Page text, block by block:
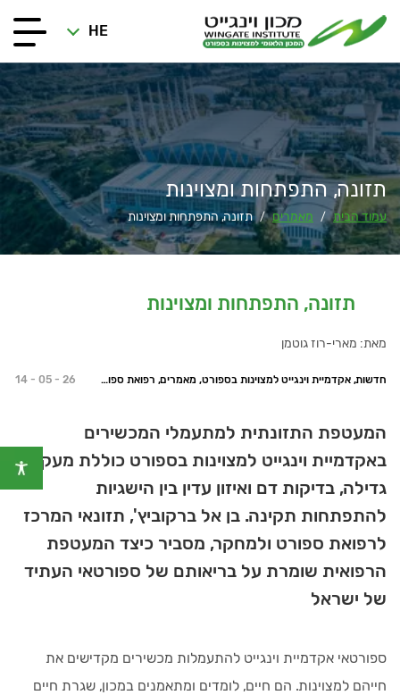
HE
תזונה, התפתחות ומצוינות
עמוד הבית / מאמרים / תזונה, התפתחות ומצוינות
תזונה, התפתחות ומצוינות
מאת: מארי-רוז גוטמן
חדשות, אקדמיית וינגייט למצוינות בספורט, מאמרים, רפואת ספורט ושיקום 14 - 05 - 26
המעטפת התזונתית למתעמלי המכשירים
באקדמיית וינגייט למצוינות בספורט כוללת מעקב
גדילה, בדיקות דם ואיזון עדין בין הישגיות
להתפתחות תקינה. בן אל ברקוביץ', תזונאי המרכז
לרפואת ספורט ולמחקר, מסביר כיצד המעטפת
הרפואית שומרת על בריאותם של ספורטאי העתיד
של ישראל
ספורטאי אקדמיית וינגייט להתעמלות מכשירים מקדישים את
חייהם למצוינות. הם חיים, לומדים ומתאמנים במכון, שגרת חיים